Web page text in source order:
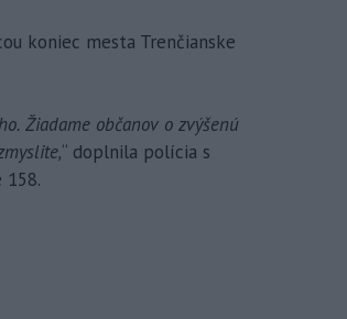
koniec mesta Trenčianske
Žiadame občanov o zvýšenú
“ doplnila polícia s